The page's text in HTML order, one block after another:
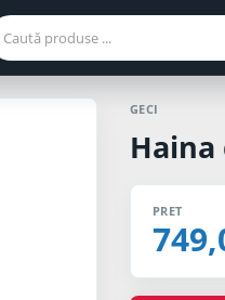
GECI
Haina
PRET